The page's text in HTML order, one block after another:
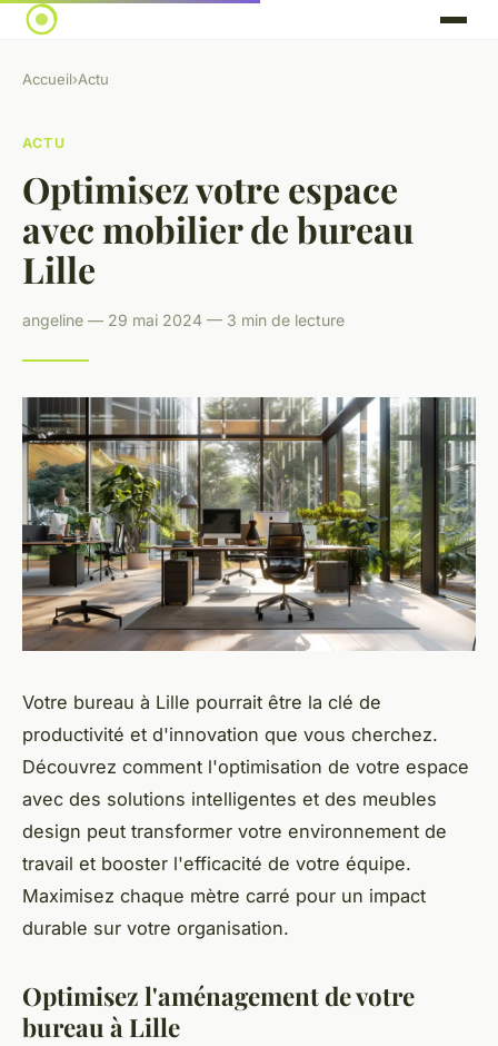
Accueil›Actu
ACTU
Optimisez votre espace
avec mobilier de bureau
Lille
angeline — 29 mai 2024 — 3 min de lecture
Votre bureau à Lille pourrait être la clé de
productivité et d'innovation que vous cherchez.
Découvrez comment l'optimisation de votre espace
avec des solutions intelligentes et des meubles
design peut transformer votre environnement de
travail et booster l'efficacité de votre équipe.
Maximisez chaque mètre carré pour un impact
durable sur votre organisation.
Optimisez l'aménagement de votre
bureau à Lille